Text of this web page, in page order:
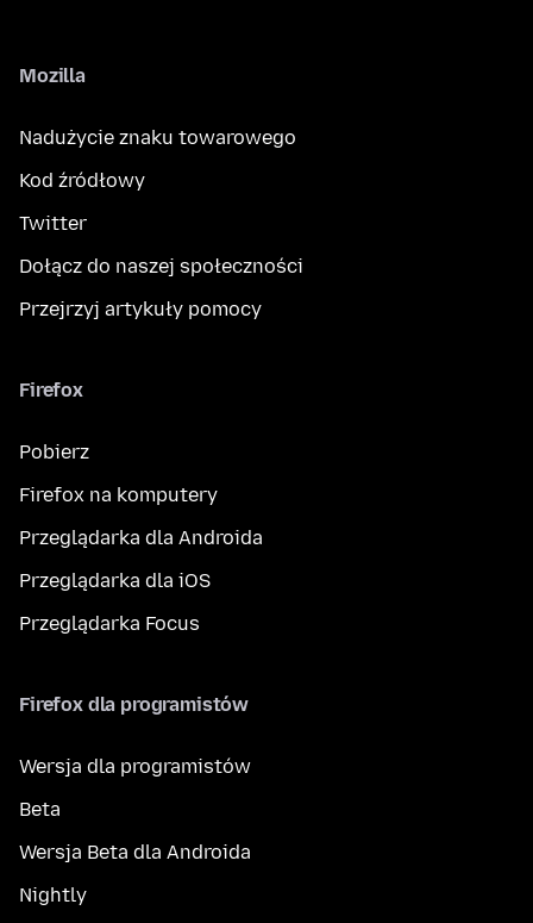
Mozilla
Nadużycie znaku towarowego
Kod źródłowy
Twitter
Dołącz do naszej społeczności
Przejrzyj artykuły pomocy
Firefox
Pobierz
Firefox na komputery
Przeglądarka dla Androida
Przeglądarka dla iOS
Przeglądarka Focus
Firefox dla programistów
Wersja dla programistów
Beta
Wersja Beta dla Androida
Nightly